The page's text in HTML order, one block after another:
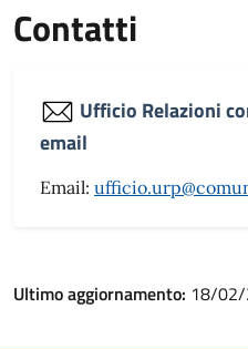
Contatti
Ufficio Relazioni
email
Email:
Ultimo aggiornamento: 18/